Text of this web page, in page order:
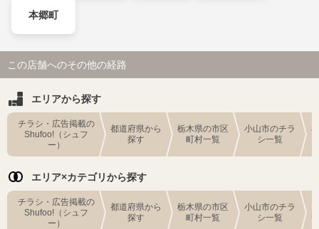
本郷町
この店舗へのその他の経路
エリアから探す
チラシ・広告掲載の
Shufoo!（シュフ
ー）
都道府県から
探す
栃木県の市区
町村一覧
小山市のチラ
シ一覧
エリア×カテゴリから探す
チラシ・広告掲載の
Shufoo!（シュフ
ー）
都道府県から
探す
栃木県の市区
町村一覧
小山市のチラ
シ一覧